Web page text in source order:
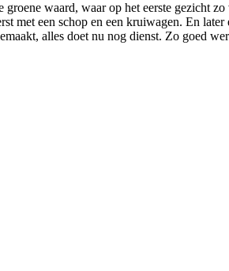
waard, waar op het eerste gezicht
met een schop en een kruiwagen. En
alles doet nu nog dienst. Zo goed